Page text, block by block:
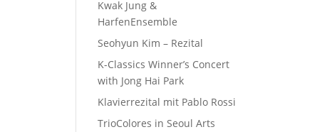
Kwak Jung &
HarfenEnsemble
Seohyun Kim – Rezital
K-Classics Winner’s Concert
with Jong Hai Park
Klavierrezital mit Pablo Rossi
TrioColores in Seoul Arts